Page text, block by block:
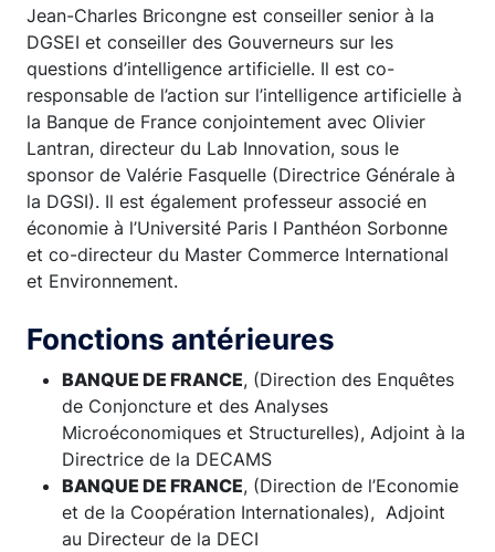
Jean-Charles Bricongne est conseiller senior à la
DGSEI et conseiller des Gouverneurs sur les
questions d’intelligence artificielle. Il est co-
responsable de l’action sur l’intelligence artificielle à
la Banque de France conjointement avec Olivier
Lantran, directeur du Lab Innovation, sous le
sponsor de Valérie Fasquelle (Directrice Générale à
la DGSI). Il est également professeur associé en
économie à l’Université Paris I Panthéon Sorbonne
et co-directeur du Master Commerce International
et Environnement.
Fonctions antérieures
BANQUE DE FRANCE, (Direction des Enquêtes
de Conjoncture et des Analyses
Microéconomiques et Structurelles), Adjoint à la
Directrice de la DECAMS
BANQUE DE FRANCE, (Direction de l’Economie
et de la Coopération Internationales), Adjoint
au Directeur de la DECI